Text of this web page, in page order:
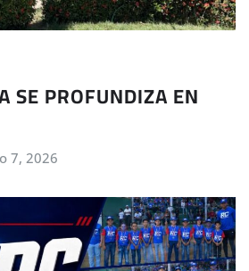
SE PROFUNDIZA EN
7, 2026